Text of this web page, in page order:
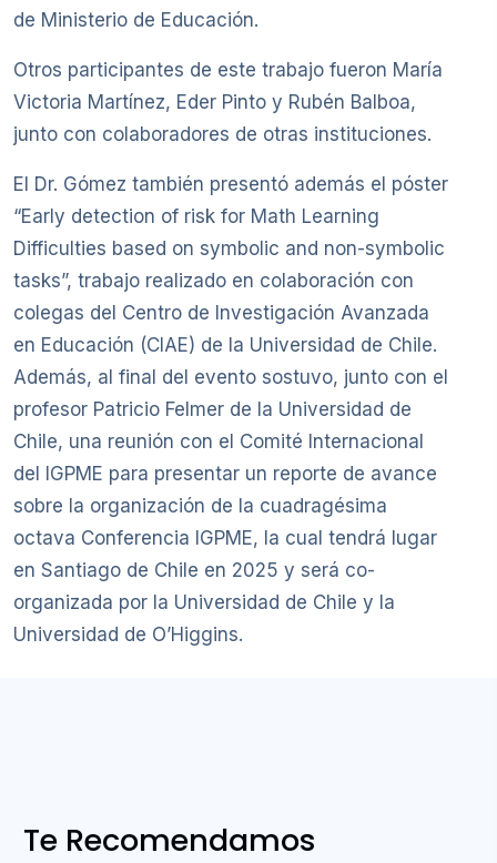
de Ministerio de Educación.
Otros participantes de este trabajo fueron María
Victoria Martínez, Eder Pinto y Rubén Balboa,
junto con colaboradores de otras instituciones.
El Dr. Gómez también presentó además el póster
“Early detection of risk for Math Learning
Difficulties based on symbolic and non-symbolic
tasks”, trabajo realizado en colaboración con
colegas del Centro de Investigación Avanzada
en Educación (CIAE) de la Universidad de Chile.
Además, al final del evento sostuvo, junto con el
profesor Patricio Felmer de la Universidad de
Chile, una reunión con el Comité Internacional
del IGPME para presentar un reporte de avance
sobre la organización de la cuadragésima
octava Conferencia IGPME, la cual tendrá lugar
en Santiago de Chile en 2025 y será co-
organizada por la Universidad de Chile y la
Universidad de O’Higgins.
Te Recomendamos